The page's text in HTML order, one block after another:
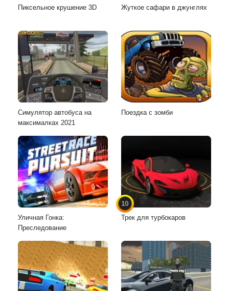
Пиксельное крушение 3D Жуткое сафари в джунглях
Симулятор автобуса на
максималках 2021
Поездка с зомби
Уличная Гонка:
Преследование
10
Трек для турбокаров